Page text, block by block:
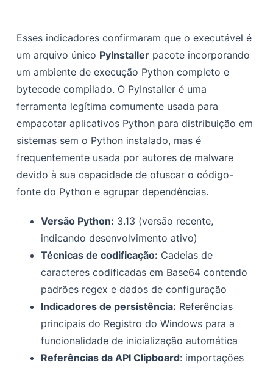
Esses indicadores confirmaram que o executável é
um arquivo único PyInstaller pacote incorporando
um ambiente de execução Python completo e
bytecode compilado. O PyInstaller é uma
ferramenta legítima comumente usada para
empacotar aplicativos Python para distribuição em
sistemas sem o Python instalado, mas é
frequentemente usada por autores de malware
devido à sua capacidade de ofuscar o código-
fonte do Python e agrupar dependências.
Versão Python: 3.13 (versão recente,
indicando desenvolvimento ativo)
Técnicas de codificação: Cadeias de
caracteres codificadas em Base64 contendo
padrões regex e dados de configuração
Indicadores de persistência: Referências
principais do Registro do Windows para a
funcionalidade de inicialização automática
Referências da API Clipboard: importações